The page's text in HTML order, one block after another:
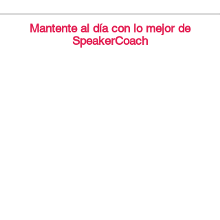
Mantente al día con lo mejor de
SpeakerCoach